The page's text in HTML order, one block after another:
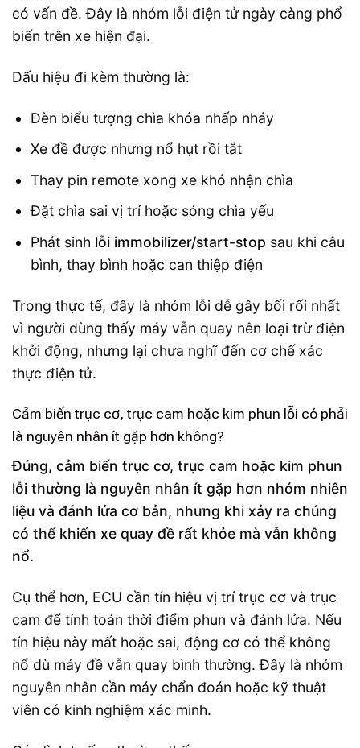
có vấn đề. Đây là nhóm lỗi điện tử ngày càng phổ
biến trên xe hiện đại.
Dấu hiệu đi kèm thường là:
Đèn biểu tượng chìa khóa nhấp nháy
Xe đề được nhưng nổ hụt rồi tắt
Thay pin remote xong xe khó nhận chìa
Đặt chìa sai vị trí hoặc sóng chìa yếu
Phát sinh lỗi immobilizer/start-stop sau khi câu
bình, thay bình hoặc can thiệp điện
Trong thực tế, đây là nhóm lỗi dễ gây bối rối nhất
vì người dùng thấy máy vẫn quay nên loại trừ điện
khởi động, nhưng lại chưa nghĩ đến cơ chế xác
thực điện tử.
Cảm biến trục cơ, trục cam hoặc kim phun lỗi có phải
là nguyên nhân ít gặp hơn không?
Đúng, cảm biến trục cơ, trục cam hoặc kim phun
lỗi thường là nguyên nhân ít gặp hơn nhóm nhiên
liệu và đánh lửa cơ bản, nhưng khi xảy ra chúng
có thể khiến xe quay đề rất khỏe mà vẫn không
nổ.
Cụ thể hơn, ECU cần tín hiệu vị trí trục cơ và trục
cam để tính toán thời điểm phun và đánh lửa. Nếu
tín hiệu này mất hoặc sai, động cơ có thể không
nổ dù máy đề vẫn quay bình thường. Đây là nhóm
nguyên nhân cần máy chẩn đoán hoặc kỹ thuật
viên có kinh nghiệm xác minh.